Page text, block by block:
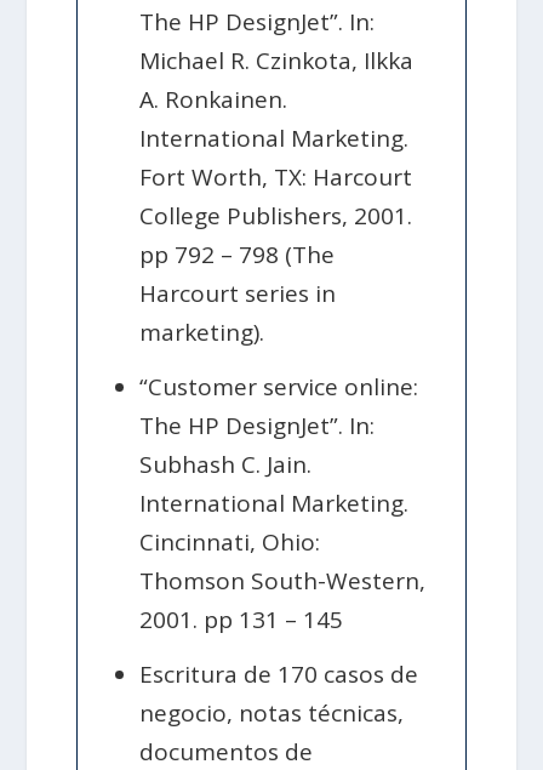
The HP DesignJet”. In:
Michael R. Czinkota, Ilkka
A. Ronkainen.
International Marketing.
Fort Worth, TX: Harcourt
College Publishers, 2001.
pp 792 – 798 (The
Harcourt series in
marketing).
“Customer service online:
The HP DesignJet”. In:
Subhash C. Jain.
International Marketing.
Cincinnati, Ohio:
Thomson South-Western,
2001. pp 131 – 145
Escritura de 170 casos de
negocio, notas técnicas,
documentos de